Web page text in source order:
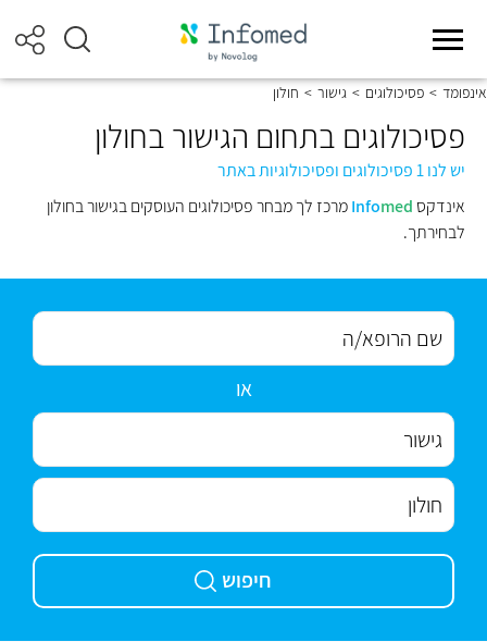
אינפומד > פסיכולוגים > גישור > חולון
פסיכולוגים בתחום הגישור בחולון
יש לנו 1 פסיכולוגים ופסיכולוגיות באתר
אינדקס
Infomed
מרכז לך מבחר פסיכולוגים העוסקים בגישור בחולון
לבחירתך.
או
חיפוש